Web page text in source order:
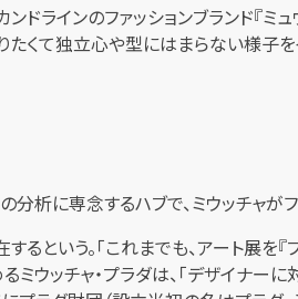
ドラインのファッションブランド
たくて独立心や型にはまらない様
析に専念するハブで、ミウッチャ
るという。「これまでも、アート展
ミウッチャ・プラダは、「デザイナ